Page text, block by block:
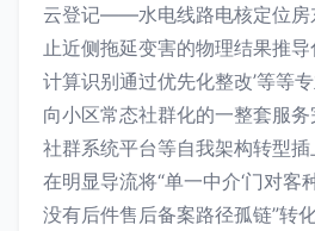
云登记——水电线路电核定位房
止近侧拖延变害的物理结果推
计算识别通过优先化整改’等等
向小区常态社群化的一整套服
社群系统平台等自我架构转型
在明显导流将“单一中介‘门对客
没有后件售后备案路径孤链”转